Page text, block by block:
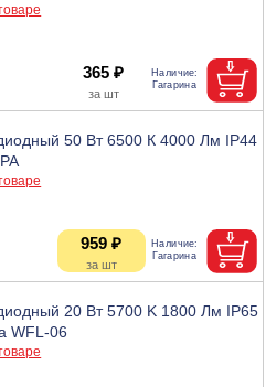
365 ₽
50 Вт 6500 К 4000 Лм IP44
959 ₽
20 Вт 5700 K 1800 Лм IP65
WFL-06